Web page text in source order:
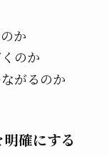
か
のか
がるのか
確にする